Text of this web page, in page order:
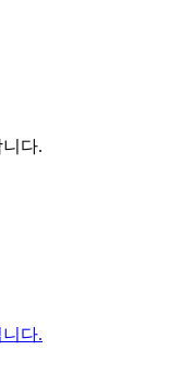
다.
다.